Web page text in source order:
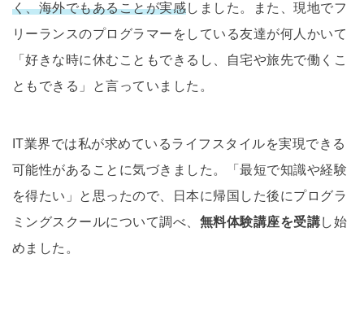
く、海外でもあることが実感しました。また、現地でフ
リーランスのプログラマーをしている友達が何人かいて
「好きな時に休むこともできるし、自宅や旅先で働くこ
ともできる」と言っていました。
IT業界では私が求めているライフスタイルを実現できる
可能性があることに気づきました。「最短で知識や経験
を得たい」と思ったので、日本に帰国した後にプログラ
ミングスクールについて調べ、 無料体験講座を受講し始
めました。